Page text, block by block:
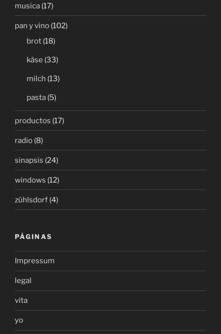
musica (17)
pan y vino (102)
brot (18)
käse (33)
milch (13)
pasta (5)
productos (17)
radio (8)
sinapsis (24)
windows (12)
zühlsdorf (4)
PÁGINAS
Impressum
legal
vita
yo